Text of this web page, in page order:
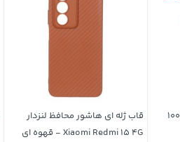
کرم کاکائو تلخ فندقی فرمند 100
قاب ژله ای هاشور محافظ لنزدار
Xiaomi Redmi 15 4G - قهوه ای